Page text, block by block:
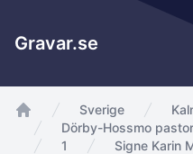
Gravar.se
app.Start
Sverige
Dörby-Hossmo
1
Signe Karin